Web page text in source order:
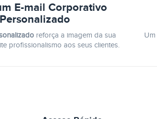
E-mail Corporativo
Personalizado
reforça a imagem da sua
profissionalismo aos seus clientes.
Um